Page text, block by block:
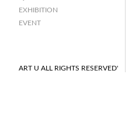
EXHIBITION
EVENT
ART U ALL RIGHTS RESERVED'